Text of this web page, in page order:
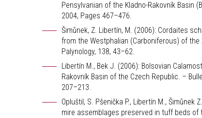
Pensylvanian of the Kladno-Rakovník Basin
2004, Pages 467–476.
Šimůnek, Z. Libertín, M. (2006): Cordaites
from the Westphalian (Carboniferous) of
Palynology, 138, 43–62.
Libertín M., Bek J. (2006): Bolsovian
Rakovník Basin of the Czech Republic. –
207–213.
Opluštil, S. Pšenička P., Libertín M.,
mire assemblages preserved in tuff beds of